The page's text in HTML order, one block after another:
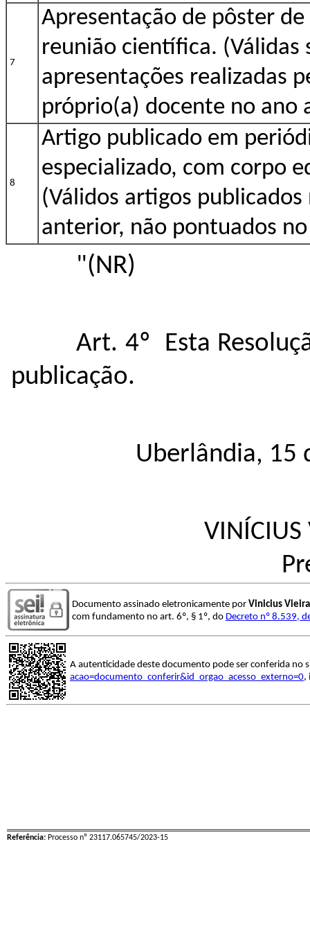
7
Apresentação de pôster
reunião científica. (Válidas
apresentações realizadas
próprio(a) docente no ano
8
Artigo publicado em
especializado, com corpo
(Válidos artigos publicados
anterior, não pontuados
"(NR)
Art. 4º Esta
publicação.
Uberlândia, 15
VINÍCIUS
Documento assinado eletronicamente por Vinicius
com fundamento no art. 6º, § 1º, do Decreto nº 8.539,
A autenticidade deste documento pode ser conferida no
acao=documento_conferir&id_orgao_acesso_externo=0,
Referência: Processo nº 23117.065745/2023-15